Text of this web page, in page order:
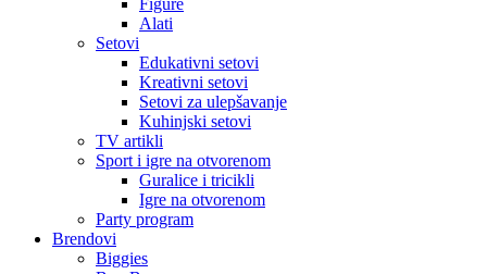
Figure
Alati
Setovi
Edukativni setovi
Kreativni setovi
Setovi za ulepšavanje
Kuhinjski setovi
TV artikli
Sport i igre na otvorenom
Guralice i tricikli
Igre na otvorenom
Party program
Brendovi
Biggies